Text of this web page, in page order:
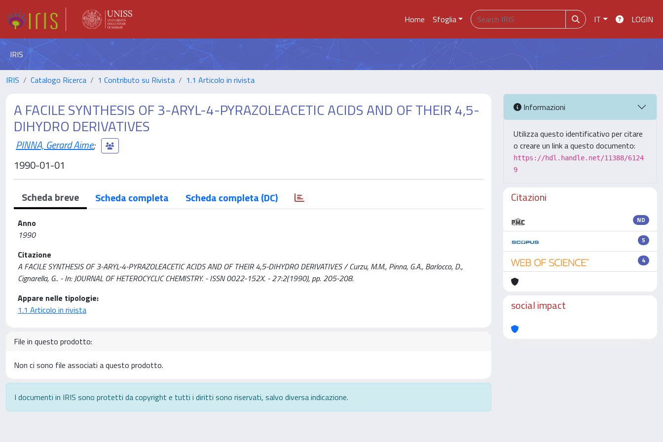
Home Sfoglia IT LOGIN
IRIS
IRIS Catalogo Ricerca 1 Contributo su Rivista 1.1 Articolo in rivista
A FACILE SYNTHESIS OF 3-ARYL-4-PYRAZOLEACETIC ACIDS AND OF THEIR 4,5-
DIHYDRO DERIVATIVES
PINNA, Gerard Aime;
1990-01-01
Scheda breve Scheda completa Scheda completa (DC)
Anno
1990
Citazione
A FACILE SYNTHESIS OF 3-ARYL-4-PYRAZOLEACETIC ACIDS AND OF THEIR 4,5-DIHYDRO DERIVATIVES / Curzu, M.M., Pinna, G.A., Barlocco, D.,
Cignarella, G.. - In: JOURNAL OF HETEROCYCLIC CHEMISTRY. - ISSN 0022-152X. - 27:2(1990), pp. 205-208.
Appare nelle tipologie:
1.1 Articolo in rivista
File in questo prodotto:
Non ci sono file associati a questo prodotto.
I documenti in IRIS sono protetti da copyright e tutti i diritti sono riservati, salvo diversa indicazione.
Informazioni
Utilizza questo identificativo per citare
o creare un link a questo documento:
https://hdl.handle.net/11388/6124
9
Citazioni
ND
5
4
social impact